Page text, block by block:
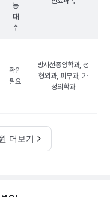
능
대
수
확인
필요
방사선종양학과, 성
형외과, 피부과, 가
정의학과
더보기